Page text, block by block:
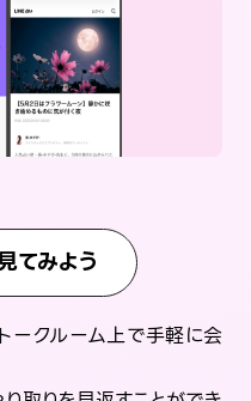
てみよう
ークルーム上で手軽に会